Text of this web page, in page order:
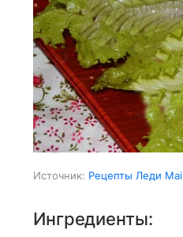
Источник: Рецепты Леди
Ингредиенты: